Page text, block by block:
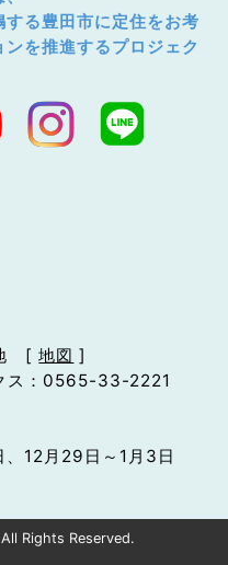
る豊田市に定住をお考
を推進するプロジェク
地 [地図 ]
ス：0565-33-2221
、12月29日～1月3日
Rights Reserved.